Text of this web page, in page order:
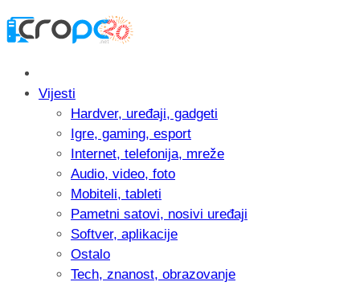
Vijesti
Hardver, uređaji, gadgeti
Igre, gaming, esport
Internet, telefonija, mreže
Audio, video, foto
Mobiteli, tableti
Pametni satovi, nosivi uređaji
Softver, aplikacije
Ostalo
Tech, znanost, obrazovanje